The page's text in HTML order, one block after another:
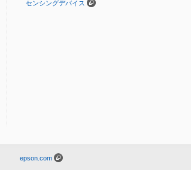
センシングデバイス
epson.com